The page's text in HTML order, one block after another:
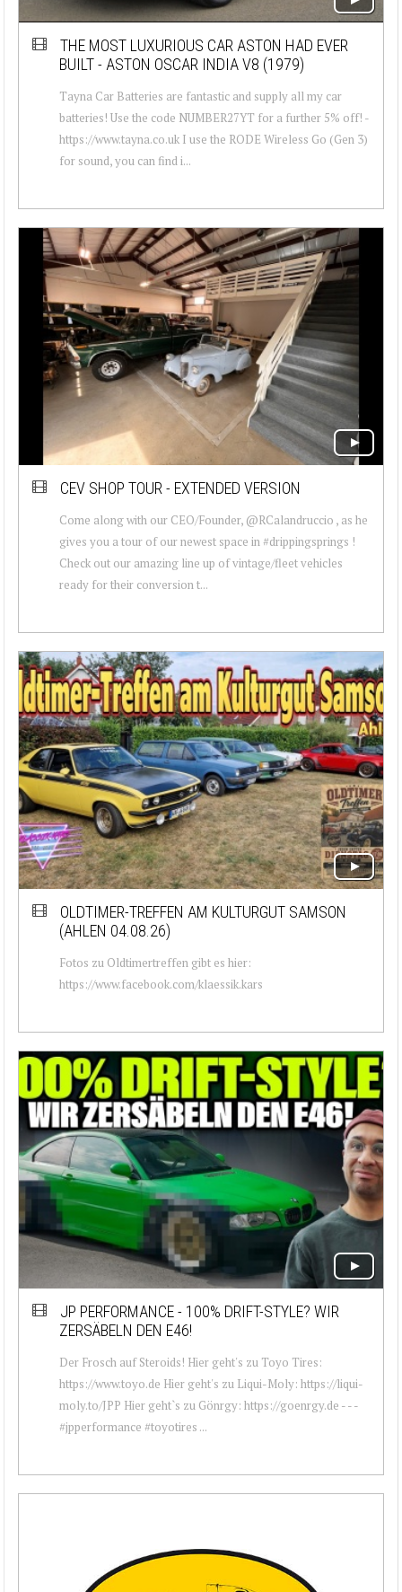
THE MOST LUXURIOUS CAR ASTON HAD EVER
BUILT - ASTON OSCAR INDIA V8 (1979)
Tayna Car Batteries are fantastic and supply all my car
batteries! Use the code NUMBER27YT for a further 5% off! -
https://www.tayna.co.uk I use the RODE Wireless Go (Gen 3)
for sound, you can find i...
CEV SHOP TOUR - EXTENDED VERSION
Come along with our CEO/Founder, @RCalandruccio , as he
gives you a tour of our newest space in #drippingsprings !
Check out our amazing line up of vintage/fleet vehicles
ready for their conversion t...
OLDTIMER-TREFFEN AM KULTURGUT SAMSON
(AHLEN 04.08.26)
Fotos zu Oldtimertreffen gibt es hier:
https://www.facebook.com/klaessik.kars
JP PERFORMANCE - 100% DRIFT-STYLE? WIR
ZERSÄBELN DEN E46!
Der Frosch auf Steroids! Hier geht's zu Toyo Tires:
https://www.toyo.de Hier geht's zu Liqui-Moly: https://liqui-
moly.to/JPP Hier geht`s zu Gönrgy: https://goenrgy.de - - -
#jpperformance #toyotires ...